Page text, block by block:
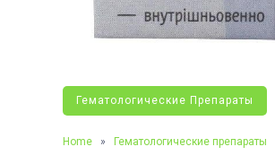
Гематологические Препараты
Home » Гематологические препараты